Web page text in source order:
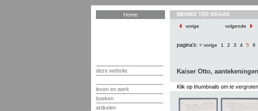
Home
deze website
leven en werk
boeken
artikelen
MENNO TER BRAAK
vorige volgende
pagina's: < vorige 1 2 3 4 5 6
Kaiser Otto,
Klik op thumbnails om te vergroten